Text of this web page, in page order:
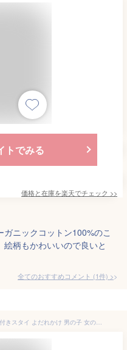
トでみる
価格と在庫を楽天でチェック >>
ニックコットン100%のこ
柄もかわいいので良いと
全てのおすすめコメント (1件) >
[即出荷] [メローブルー] くまモチーフ付きスタイ よだれかけ 男の子 女の子 ベビー 赤ちゃん かわいい 綿 コットン オーガニックコットン ガーゼ モチーフ 水玉 ドット 出産祝い お祝い ベビーギフト ギフト プレゼント 7201-0170 日本製 【ネコポス便OK】